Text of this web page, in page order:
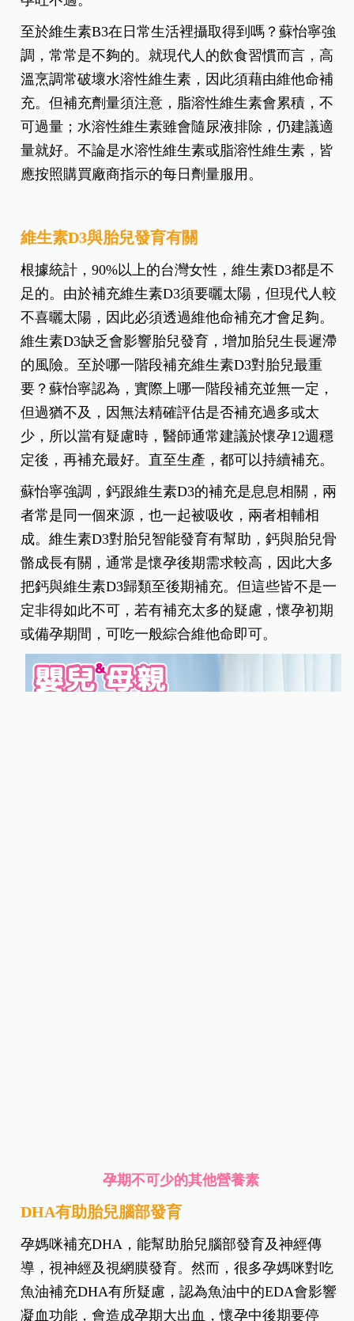
這份研究是可信的，但到底維生素B3到達多低的劑
量會引起這樣情況？以及因此流產的比例為多少？
在在都需要更多研究證實。此外，維生素B3哪一階
段補充最有幫助？他認為，準備懷孕便能補充，並
可從補充B群來攝取維生素B3。懷孕期間攝取B群，
有助於維持能量正常代謝，幫助維持皮膚、心臟、
神經系統、黏膜及消化系統的健康，減少疲勞感及
孕吐不適。
調，常常是不夠的。就現代人的飲食習慣而言，高
充。但補充劑量須注意，脂溶性維生素會累積，不
可過量；水溶性維生素雖會隨尿液排除，仍建議適
量就好。不論是水溶性維生素或脂溶性維生素，皆
應按照購買廠商指示的每日劑量服用。
維生素D3與胎兒發育有關
根據統計，90%以上的台灣女性，維生素D3都是不
足的。由於補充維生素D3須要曬太陽，但現代人較
不喜曬太陽，因此必須透過維他命補充才會足夠。
維生素D3缺乏會影響胎兒發育，增加胎兒生長遲滯
的風險。至於哪一階段補充維生素D3對胎兒最重
要？蘇怡寧認為，實際上哪一階段補充並無一定，
但過猶不及，因無法精確評估是否補充過多或太
少，所以當有疑慮時，醫師通常建議於懷孕12週穩
定後，再補充最好。直至生產，都可以持續補充。
蘇怡寧強調，鈣跟維生素D3的補充是息息相關，兩
者常是同一個來源，也一起被吸收，兩者相輔相